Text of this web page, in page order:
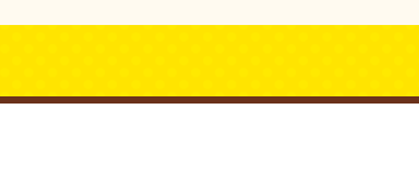
サービス一覧